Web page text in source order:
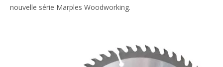
nouvelle série Marples Woodworking.